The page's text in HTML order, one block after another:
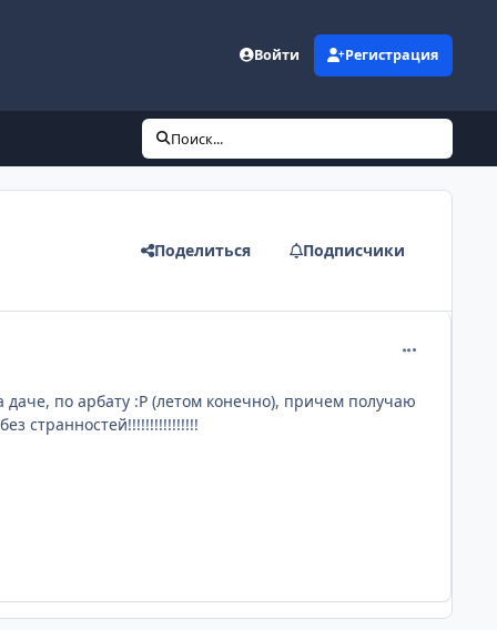
Войти Регистрация
Поиск...
Поделиться Подписчики
по арбату :P (летом конечно), причем получаю
странностей!!!!!!!!!!!!!!!!